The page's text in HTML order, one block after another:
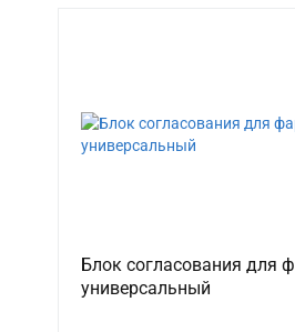
Блок согласования для
универсальный